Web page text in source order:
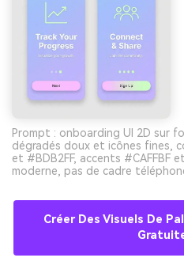
Prompt : onboarding UI 2D sur
dégradés doux et icônes fines,
et #BDB2FF, accents #CAFFBF
moderne, pas de cadre
Créer Des Visuels De